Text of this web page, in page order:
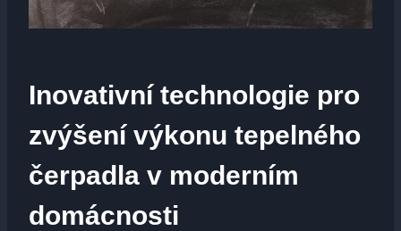
Inovativní technologie pro
zvýšení výkonu tepelného
čerpadla v moderním
domácnosti